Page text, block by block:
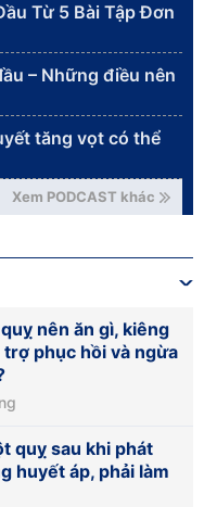
Từ 5 Bài Tập Đơn
– Những điều nên
tăng vọt có thể
Xem PODCAST khác
nên ăn gì, kiêng
trợ phục hồi và ngừa
quỵ sau khi phát
huyết áp, phải làm